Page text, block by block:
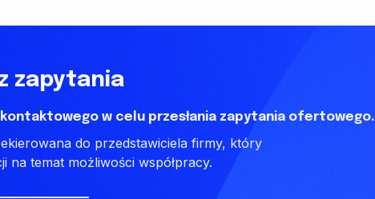
zapytania
w celu przesłania zapytania ofertowego.
do przedstawiciela firmy, który
na temat możliwości współpracy.